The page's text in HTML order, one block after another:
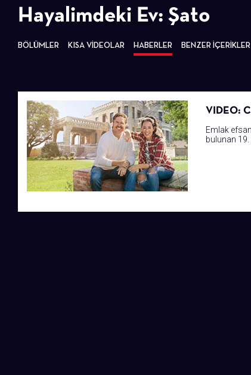
Hayalimdeki Ev: Şato
BÖLÜMLER KISA VİDEOLAR HABERLER BENZER İÇERİKLER
VIDEO:
Emlak
bulunan 19.